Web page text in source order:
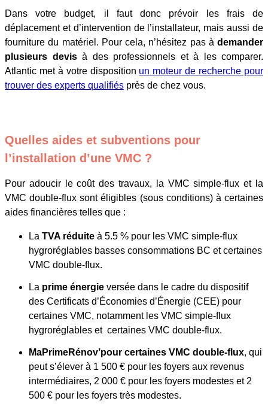
Dans votre budget, il faut donc prévoir les frais de
déplacement et d’intervention de l’installateur, mais aussi de
fourniture du matériel. Pour cela, n’hésitez pas à demander
plusieurs devisà des professionnels et à les comparer.
Atlantic met à votre disposition un moteur de recherche pour
trouver des experts qualifiés près de chez vous.
Quelles aides et subventions pour
l’installation d’une VMC ?
Pour adoucir le coût des travaux, la VMC simple-flux et la
VMC double-flux sont éligibles (sous conditions) à certaines
aides financières telles que :
La TVA réduite à 5.5 % pour les VMC simple-flux
hygroréglables basses consommations BC et certaines
VMC double-flux.
La prime énergie versée dans le cadre du dispositif
des Certificats d’Économies d’Énergie (CEE) pour
certaines VMC, notamment les VMC simple-flux
hygroréglables et certaines VMC double-flux.
MaPrimeRénov’pour certaines VMC double-flux, qui
peut s’élever à 1 500 € pour les foyers aux revenus
intermédiaires, 2 000 € pour les foyers modestes et 2
500 € pour les foyers très modestes.